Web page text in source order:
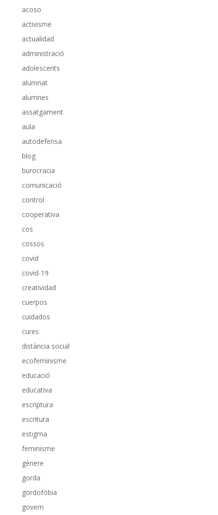
acoso
activisme
actualidad
administració
adolescents
alumnat
alumnes
assatgament
aula
autodefensa
blog
burocracia
comunicació
control
cooperativa
cos
cossos
covid
covid-19
creatividad
cuerpos
cuidados
cures
distància social
ecofeminisme
educació
educativa
escriptura
escritura
estigma
feminisme
gènere
gorda
gordofóbia
govern